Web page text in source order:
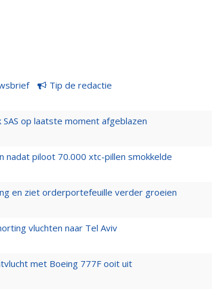
Tip de redactie
op laatste moment afgeblazen
nadat piloot 70.000 xtc-pillen smokkelde
en ziet orderportefeuille verder groeien
vluchten naar Tel Aviv
met Boeing 777F ooit uit